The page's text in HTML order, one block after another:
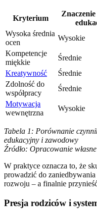
Kryterium
Wysoka średnia
ocen
Wysokie
Kompetencje
miękkie
Średnie
Kreatywność
Średnie
Zdolność do
współpracy
Średnie
Motywacja
wewnętrzna
Wysokie
Tabela 1: Porównanie
edukacyjny i zawodowy
Źródło: Opracowanie
W praktyce oznacza to, że
prowadzić do
rozwoju – a finalnie
Presja rodziców i